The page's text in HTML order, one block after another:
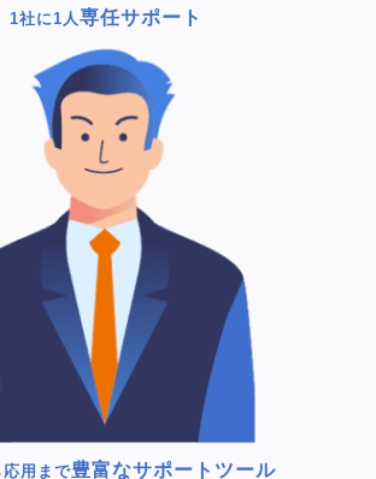
1社に1人専任サポート
用まで豊富なサポートツール